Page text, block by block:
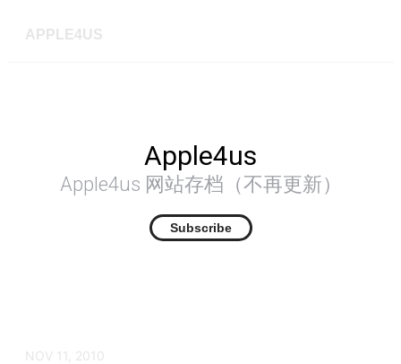
APPLE4US
Apple4us
Apple4us 网站存档（不再更新）
Subscribe
NOV 11, 2010